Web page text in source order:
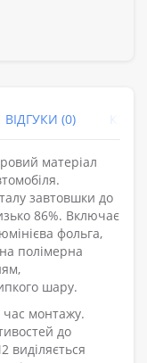
ВІДГУКИ (0)
матеріал
завтовшки до
86%. Включає
фольга,
полімерна
шару.
час монтажу.
до